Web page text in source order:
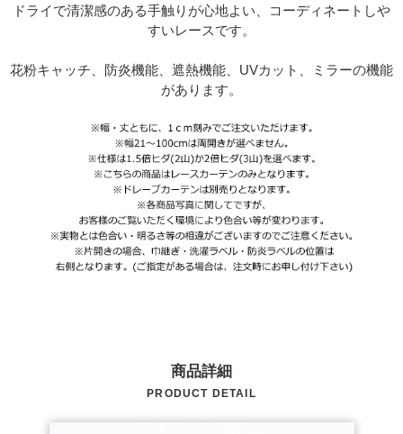
ドライで清潔感のある手触りが心地よい、コーディネートしや
すいレースです。
花粉キャッチ、防炎機能、遮熱機能、UVカット、ミラーの機能
があります。
商品詳細
PRODUCT DETAIL